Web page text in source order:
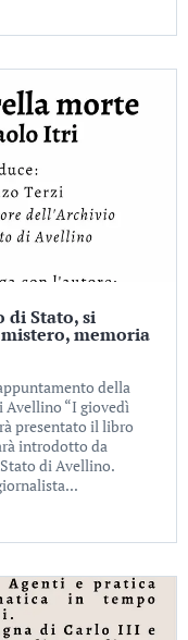
di Stato, si
memoria
della
Avellino “I giovedì
presentato il libro
introdotto da
di Avellino.